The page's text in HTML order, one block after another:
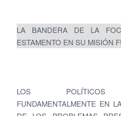
LA BANDERA DE LA
ESTAMENTO EN SU MISIÓN
LOS POLÍTICOS
FUNDAMENTALMENTE EN